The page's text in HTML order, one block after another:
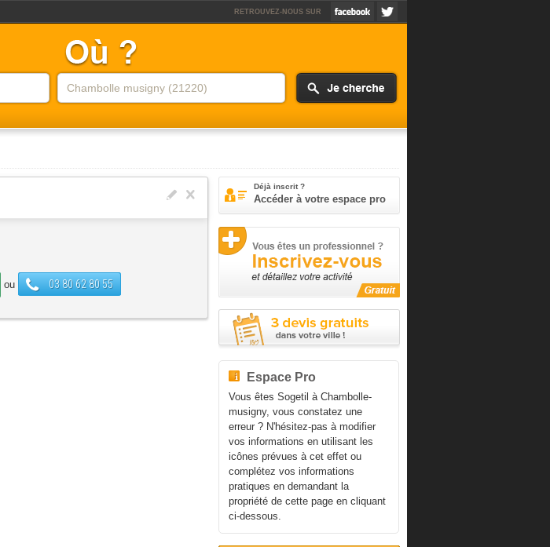
RETROUVEZ-NOUS SUR
ou 03 80 62 80 55
Déjà inscrit ?
Accéder à votre espace pro
Espace Pro
Vous êtes Sogetil à Chambolle-
musigny, vous constatez une
erreur ? N'hésitez-pas à modifier
vos informations en utilisant les
icônes prévues à cet effet ou
complétez vos informations
pratiques en demandant la
propriété de cette page en cliquant
ci-dessous.